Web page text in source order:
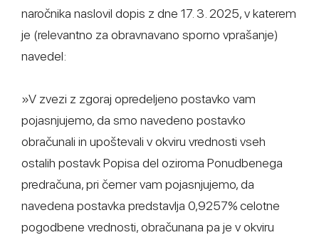
naročnika naslovil dopis z dne 17. 3. 2025, v katerem
je (relevantno za obravnavano sporno vprašanje)
navedel:
»V zvezi z zgoraj opredeljeno postavko vam
pojasnjujemo, da smo navedeno postavko
obračunali in upoštevali v okviru vrednosti vseh
ostalih postavk Popisa del oziroma Ponudbenega
predračuna, pri čemer vam pojasnjujemo, da
navedena postavka predstavlja 0,9257% celotne
pogodbene vrednosti, obračunana pa je v okviru